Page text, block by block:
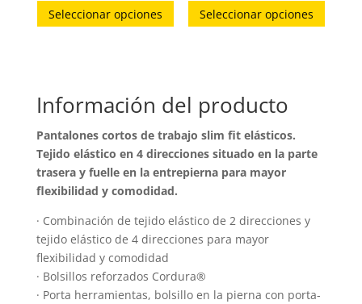
Seleccionar opciones
producto
Las
se
pueden
elegir
la
página
de
producto
Seleccionar opciones
Información del producto
Pantalones cortos de trabajo slim fit elásticos.
Tejido elástico en 4 direcciones situado en la parte
trasera y fuelle en la entrepierna para mayor
flexibilidad y comodidad.
· Combinación de tejido elástico de 2 direcciones y
tejido elástico de 4 direcciones para mayor
flexibilidad y comodidad
· Bolsillos reforzados Cordura®
· Porta herramientas, bolsillo en la pierna con porta-